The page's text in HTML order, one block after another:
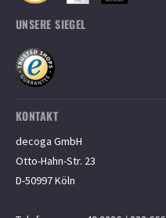
UNSERE SIEGEL
KONTAKT
decoga GmbH
Otto-Hahn-Str. 23
D-50997 Köln